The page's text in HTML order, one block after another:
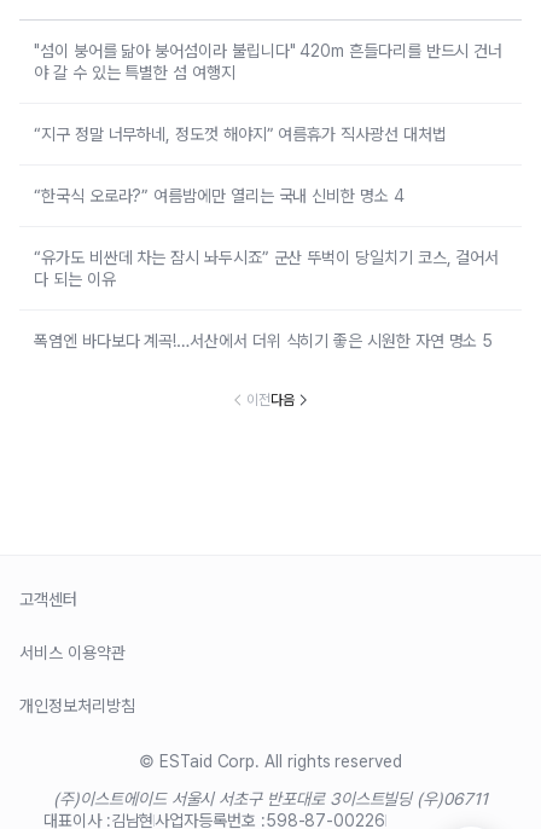
"섬이 붕어를 닮아 붕어섬이라 불립니다" 420m 흔들다리를 반드시 건너
야 갈 수 있는 특별한 섬 여행지
“지구 정말 너무하네, 정도껏 해야지” 여름휴가 직사광선 대처법
“한국식 오로라?” 여름밤에만 열리는 국내 신비한 명소 4
“유가도 비싼데 차는 잠시 놔두시죠” 군산 뚜벅이 당일치기 코스, 걸어서
다 되는 이유
폭염엔 바다보다 계곡!…서산에서 더위 식히기 좋은 시원한 자연 명소 5
이전다음
고객센터
서비스 이용약관
개인정보처리방침
© ESTaid Corp. All rights reserved
(주)이스트에이드 서울시 서초구 반포대로 3이스트빌딩 (우)06711
대표이사 :김남현사업자등록번호 :598-87-00226